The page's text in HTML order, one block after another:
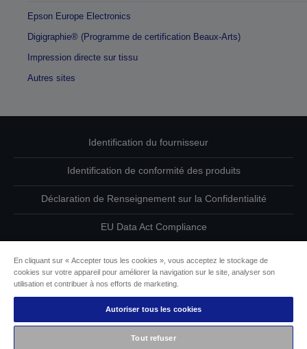
Epson Europe Electronics
Digigraphie® (Programme de certification Beaux-Arts)
Impression directe sur tissu
Autres sites
Identification du fournisseur
Identification de conformité des produits
Déclaration de Renseignement sur la Confidentialité
EU Data Act Compliance
Informations sur les cookies
L’engagement d’Epson pour l’accessibilité
En cliquant sur « Accepter tous les cookies », vous acceptez le stockage de
cookies sur votre appareil pour améliorer la navigation sur le site, analyser son
utilisation et contribuer à nos efforts de marketing.
Autoriser tous les cookies
Tout refuser